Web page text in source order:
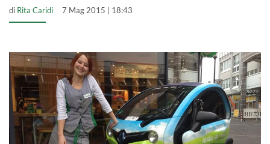
di Rita Caridi 7 Mag 2015 | 18:43